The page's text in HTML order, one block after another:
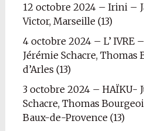
12 octobre 2024 – Irini –
Victor, Marseille (13)
4 octobre 2024 – L’ IVRE
Jérémie Schacre,
d’Arles (13)
3 octobre 2024 – HAÏKU-
Schacre, Thomas
Baux-de-Provence (13)